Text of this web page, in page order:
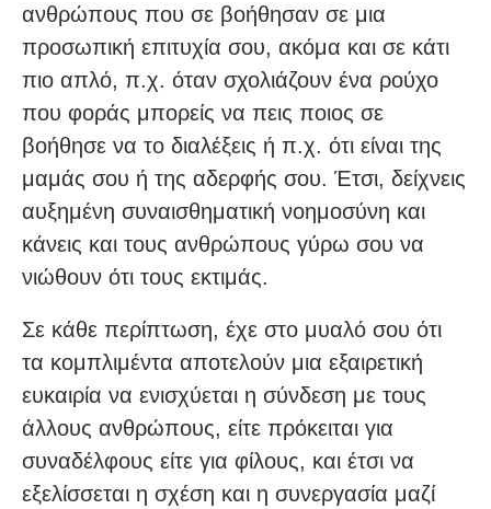
ανθρώπους που σε βοήθησαν σε μια
προσωπική επιτυχία σου, ακόμα και σε κάτι
πιο απλό, π.χ. όταν σχολιάζουν ένα ρούχο
που φοράς μπορείς να πεις ποιος σε
βοήθησε να το διαλέξεις ή π.χ. ότι είναι της
μαμάς σου ή της αδερφής σου. Έτσι, δείχνεις
αυξημένη συναισθηματική νοημοσύνη και
κάνεις και τους ανθρώπους γύρω σου να
νιώθουν ότι τους εκτιμάς.
Σε κάθε περίπτωση, έχε στο μυαλό σου ότι
τα κομπλιμέντα αποτελούν μια εξαιρετική
ευκαιρία να ενισχύεται η σύνδεση με τους
άλλους ανθρώπους, είτε πρόκειται για
συναδέλφους είτε για φίλους, και έτσι να
εξελίσσεται η σχέση και η συνεργασία μαζί